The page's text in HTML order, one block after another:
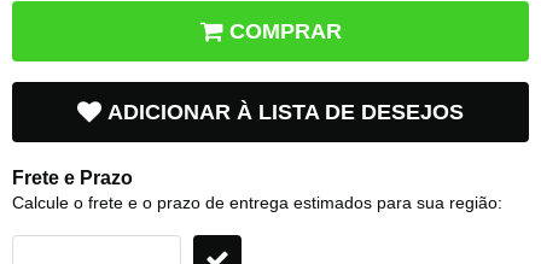
COMPRAR
ADICIONAR À LISTA DE DESEJOS
Frete e Prazo
Calcule o frete e o prazo de entrega estimados para sua região: